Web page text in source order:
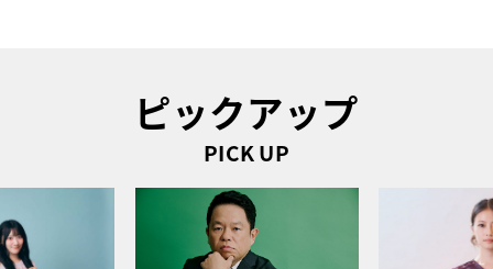
ピックアップ
PICK UP